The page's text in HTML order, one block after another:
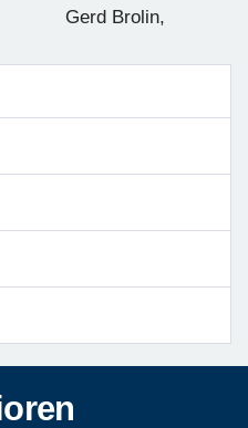
Brolin,